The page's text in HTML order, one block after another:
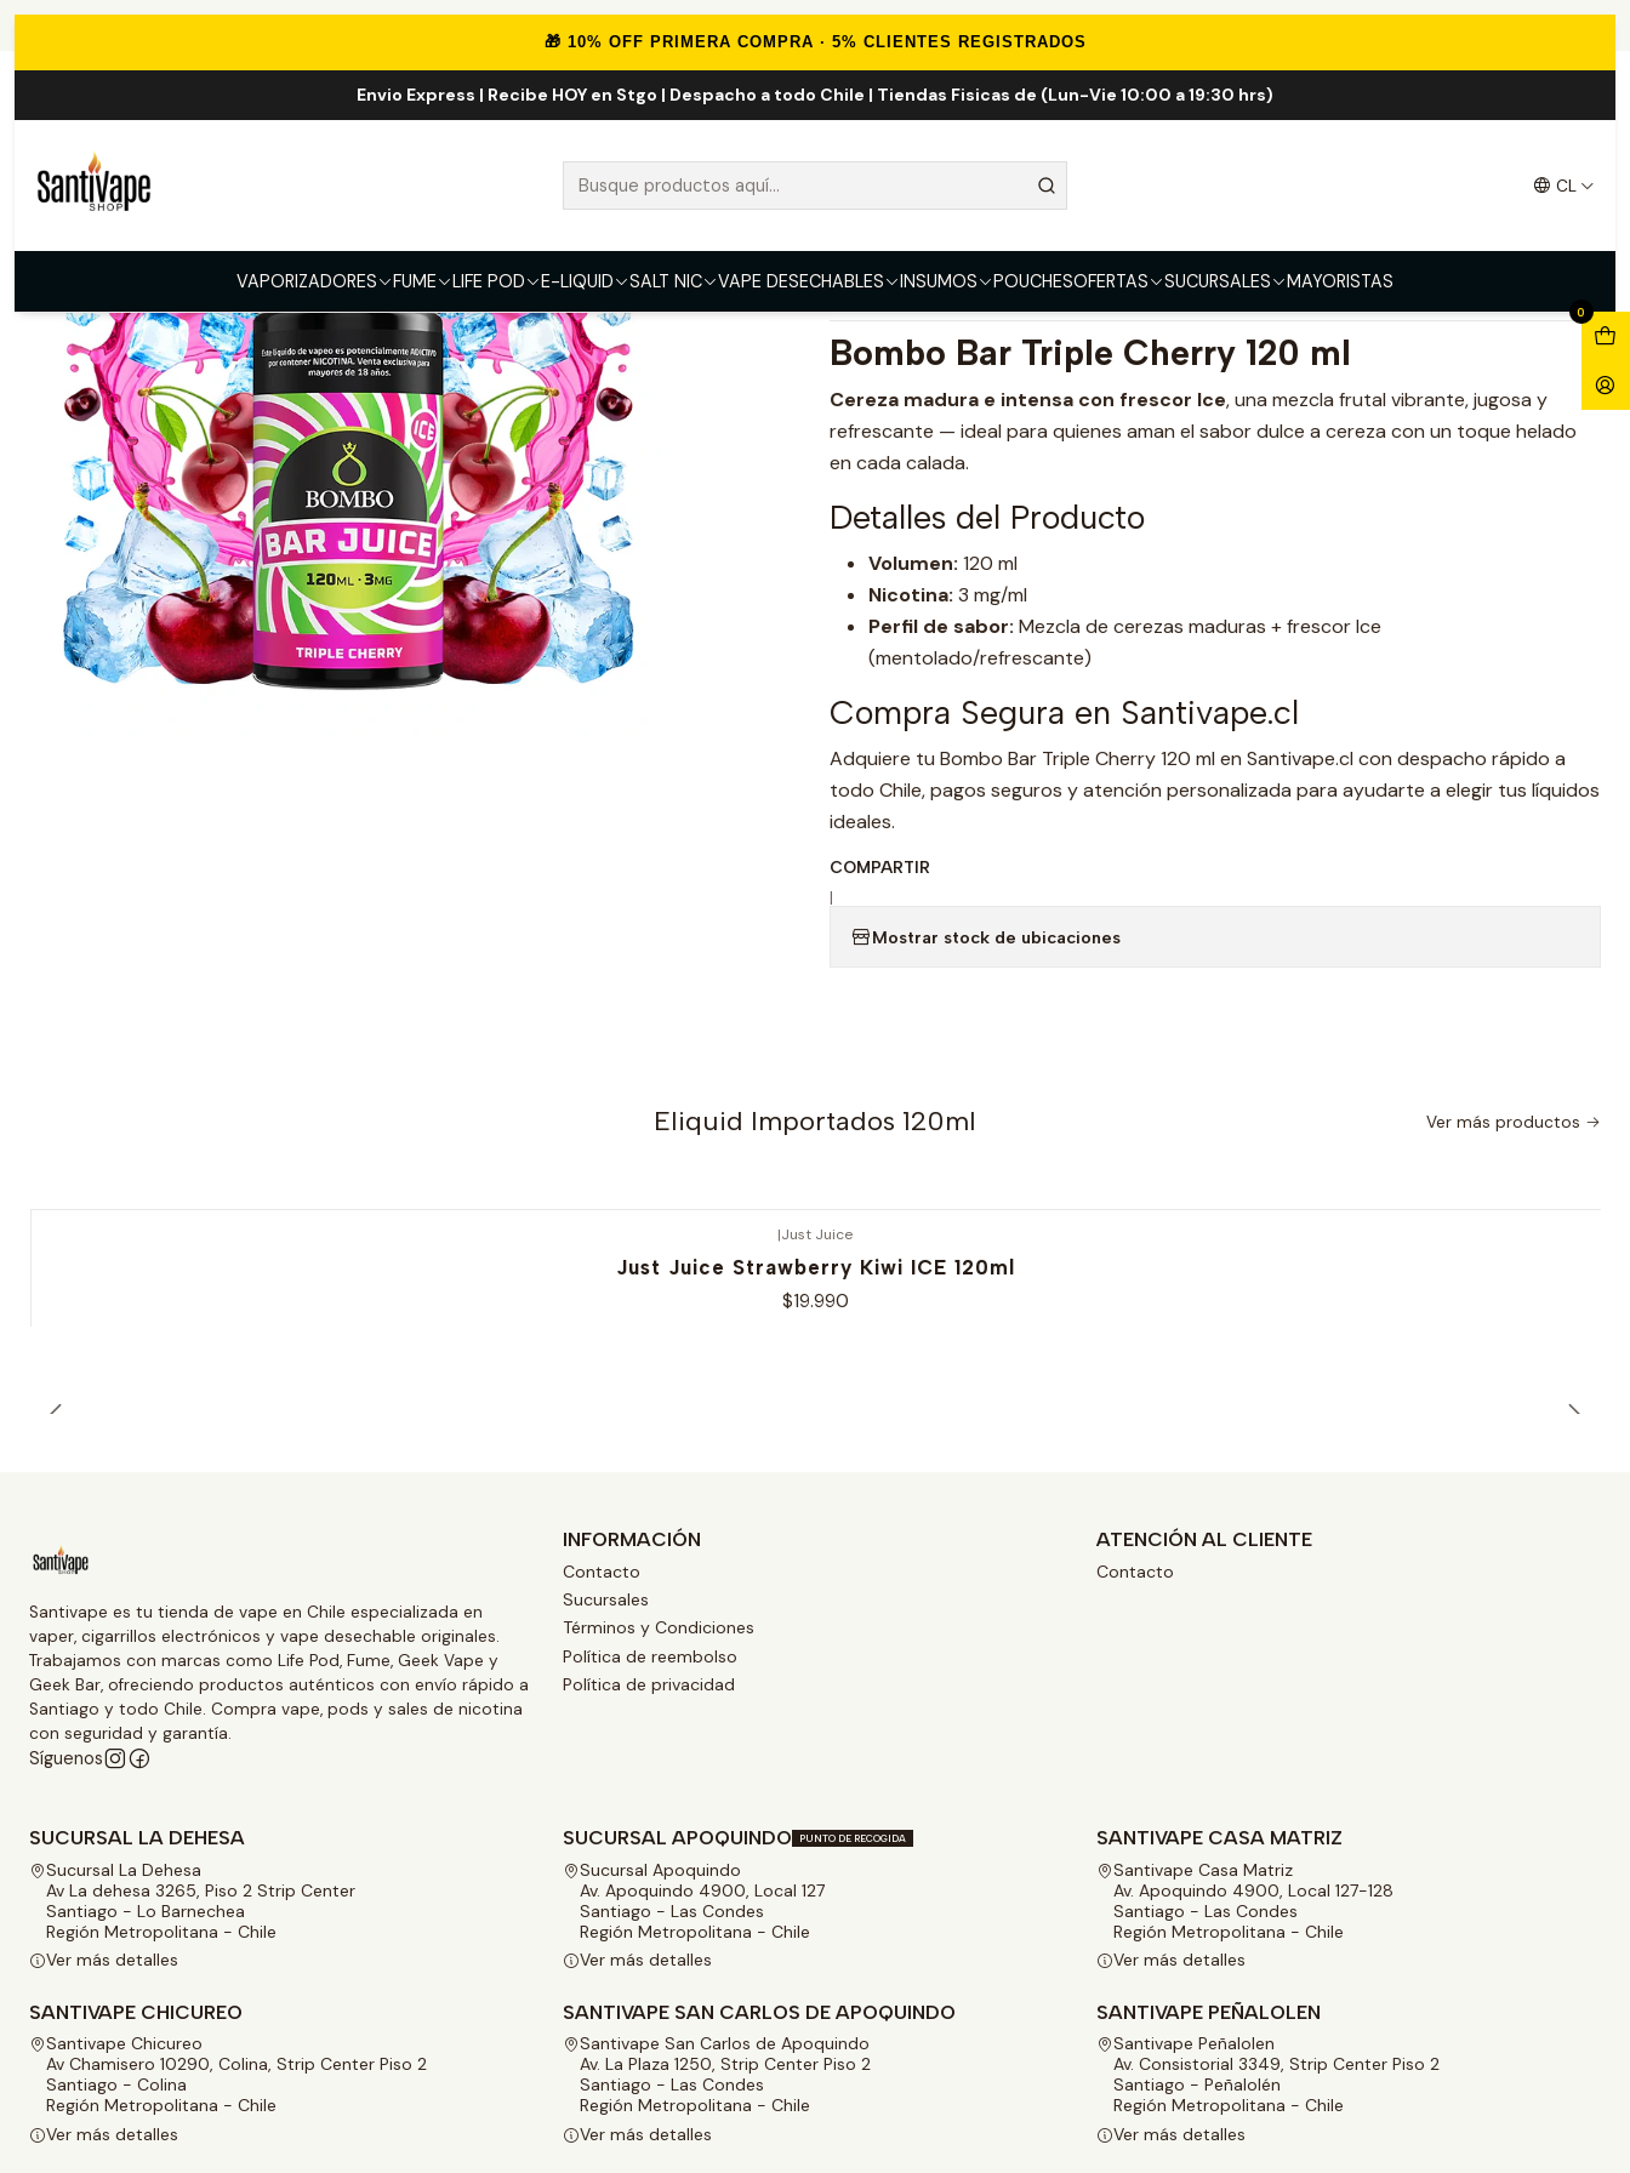
🎁 10% OFF PRIMERA COMPRA · 5% CLIENTES REGISTRADOS
Envio Express | Recibe HOY en Stgo | Despacho a todo Chile | Tiendas Fisicas de (Lun-Vie 10:00 a 19:30 hrs)
CL
VAPORIZADORES FUME LIFE POD E-LIQUID SALT NIC VAPE DESECHABLES INSUMOS POUCHESOFERTAS SUCURSALES MAYORISTAS
0
Bombo Bar Triple Cereza ICE 120ml
3mg
Bombo Bar Triple Cherry 120 ml
Cereza madura e intensa con frescor Ice, una mezcla frutal vibrante, jugosa y
refrescante — ideal para quienes aman el sabor dulce a cereza con un toque helado
en cada calada.
Detalles del Producto
Volumen: 120 ml
Nicotina: 3 mg/ml
Perfil de sabor: Mezcla de cerezas maduras + frescor Ice
(mentolado/refrescante)
Compra Segura en Santivape.cl
Adquiere tu Bombo Bar Triple Cherry 120 ml en Santivape.cl con despacho rápido a
todo Chile, pagos seguros y atención personalizada para ayudarte a elegir tus líquidos
ideales.
COMPARTIR
|
Mostrar stock de ubicaciones
Eliquid Importados 120ml Ver más productos
|Just Juice
Just Juice Strawberry Kiwi ICE 120ml
$19.990
Santivape es tu tienda de vape en Chile especializada en
vaper, cigarrillos electrónicos y vape desechable originales.
Trabajamos con marcas como Life Pod, Fume, Geek Vape y
Geek Bar, ofreciendo productos auténticos con envío rápido a
Santiago y todo Chile. Compra vape, pods y sales de nicotina
con seguridad y garantía.
Síguenos
INFORMACIÓN
Contacto
Sucursales
Términos y Condiciones
Política de reembolso
Política de privacidad
ATENCIÓN AL CLIENTE
Contacto
SUCURSAL LA DEHESA
Sucursal La Dehesa
Av La dehesa 3265, Piso 2 Strip Center
Santiago - Lo Barnechea
Región Metropolitana - Chile
Ver más detalles
SUCURSAL APOQUINDO PUNTO DE RECOGIDA
Sucursal Apoquindo
Av. Apoquindo 4900, Local 127
Santiago - Las Condes
Región Metropolitana - Chile
Ver más detalles
SANTIVAPE CASA MATRIZ
Santivape Casa Matriz
Av. Apoquindo 4900, Local 127-128
Santiago - Las Condes
Región Metropolitana - Chile
Ver más detalles
SANTIVAPE CHICUREO
Santivape Chicureo
Av Chamisero 10290, Colina, Strip Center Piso 2
Santiago - Colina
Región Metropolitana - Chile
Ver más detalles
SANTIVAPE SAN CARLOS DE APOQUINDO
Santivape San Carlos de Apoquindo
Av. La Plaza 1250, Strip Center Piso 2
Santiago - Las Condes
Región Metropolitana - Chile
Ver más detalles
SANTIVAPE PEÑALOLEN
Santivape Peñalolen
Av. Consistorial 3349, Strip Center Piso 2
Santiago - Peñalolén
Región Metropolitana - Chile
Ver más detalles